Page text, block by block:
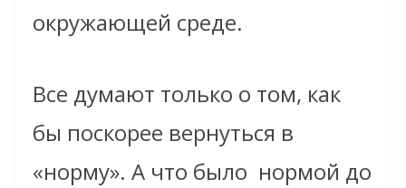
окружающей среде.
Все думают только о том, как
бы поскорее вернуться в
«норму». А что было нормой до